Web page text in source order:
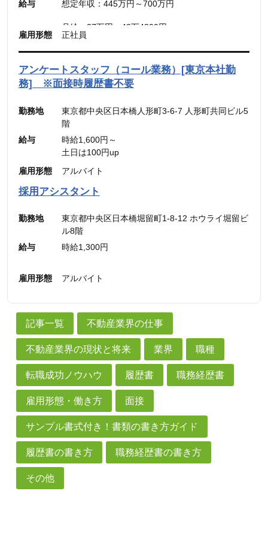
想定年収：500万円～800万円
（固定残業代：45時間分【7万8,500円〜12万
5,600円】含む。）
※45時間を超える時間外労働分についての割増賃
金は別途追加支給
給与 想定年収：445万円～700万円
月給：27万円～42万4300円
（固定残業代：45時間分【7万円～10万9900
円】）
（45時間を超える時間外労働分についての割増賃
金は別途追加支給）
雇用形態 正社員
アンケートスタッフ（コール業務）[東京本社勤
務] ※面接時履歴書不要
勤務地
東京都中央区日本橋人形町3-6-7 人形町共同ビル5
階
給与
時給1,600円～
土日は100円up
雇用形態
アルバイト
採用アシスタント
勤務地
東京都中央区日本橋堀留町1-8-12 ホウライ堀留ビ
ル8階
給与
時給1,300円
雇用形態 アルバイト
記事一覧 不動産業界の仕事
不動産業界の現状と将来 業界 職種
転職成功ノウハウ 履歴書 職務経歴書
雇用形態・働き方 面接
サンプル書式付き！書類の書き方ガイド
履歴書の書き方 職務経歴書の書き方
その他